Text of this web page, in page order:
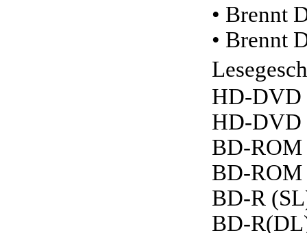
• Brennt
• Brennt
HD-DVD
HD-DVD
BD-ROM
BD-
BD-R
BD-